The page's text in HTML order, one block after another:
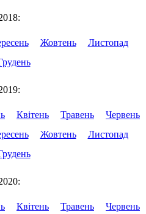
Жовтень
Листопад
Квітень Травень
Червень
Жовтень
Листопад
Квітень Травень
Червень